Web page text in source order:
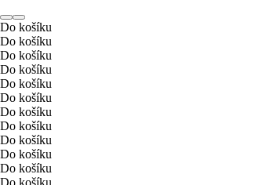
Do košíku
Do košíku
Do košíku
Do košíku
Do košíku
Do košíku
Do košíku
Do košíku
Do košíku
Do košíku
Do košíku